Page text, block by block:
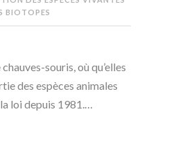
BIOTOPES
souris, où qu’elles
des espèces animales
loi depuis 1981.…